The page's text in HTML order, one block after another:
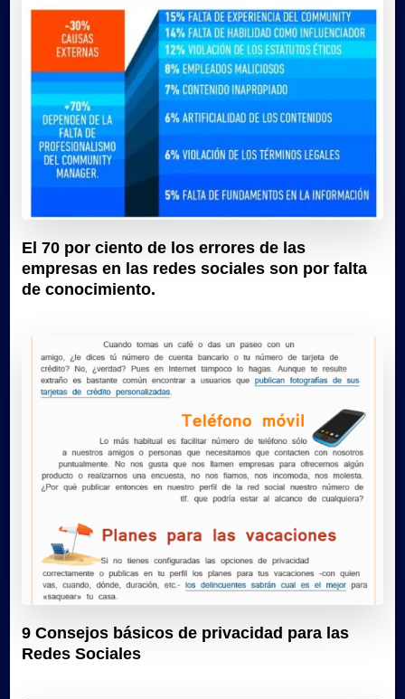
El 70 por ciento de los errores de las
empresas en las redes sociales son por falta
de conocimiento.
9 Consejos básicos de privacidad para las
Redes Sociales